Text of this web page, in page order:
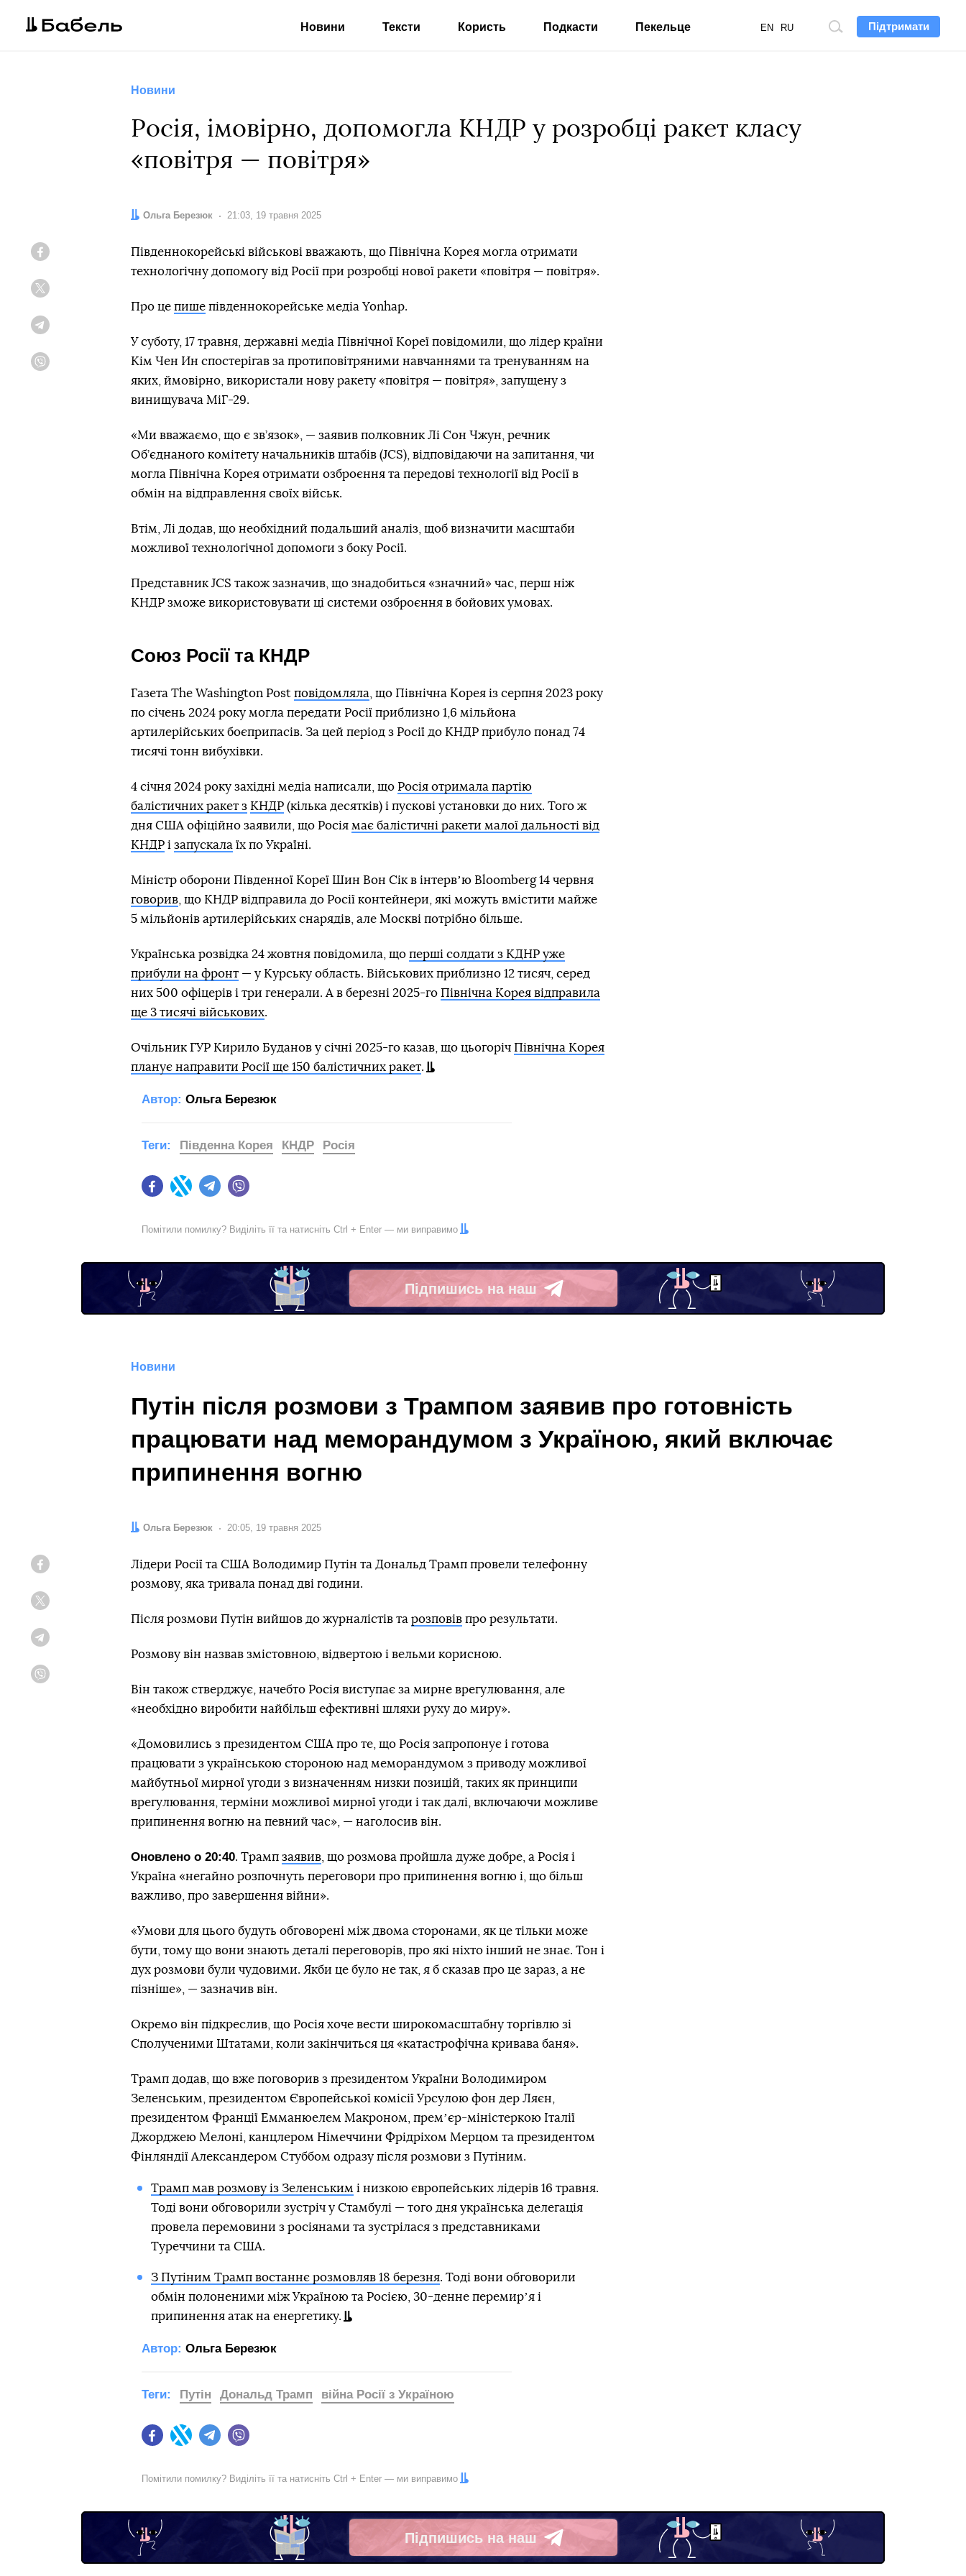
Підтримати
Пошук
EN RU
Новини Тексти Користь Подкасти Пекельце
Новини
Росія, імовірно, допомогла КНДР у розробці ракет класу
«повітря — повітря»
Автор:
Ольга Березюк Дата:
21:03, 19 травня 2025
Південнокорейські військові вважають, що Північна Корея могла отримати
технологічну допомогу від Росії при розробці нової ракети «повітря — повітря».
Про це пише південнокорейське медіа Yonhap.
У суботу, 17 травня, державні медіа Північної Кореї повідомили, що лідер країни
Кім Чен Ин спостерігав за протиповітряними навчаннями та тренуванням на
яких, ймовірно, використали нову ракету «повітря — повітря», запущену з
винищувача МіГ-29.
«Ми вважаємо, що є зв’язок», — заявив полковник Лі Сон Чжун, речник
Об’єднаного комітету начальників штабів (JCS), відповідаючи на запитання, чи
могла Північна Корея отримати озброєння та передові технології від Росії в
обмін на відправлення своїх військ.
Втім, Лі додав, що необхідний подальший аналіз, щоб визначити масштаби
можливої технологічної допомоги з боку Росії.
Представник JCS також зазначив, що знадобиться «значний» час, перш ніж
КНДР зможе використовувати ці системи озброєння в бойових умовах.
Союз Росії та КНДР
Газета The Washington Post повідомляла , що Північна Корея із серпня 2023 року
по січень 2024 року могла передати Росії приблизно 1,6 мільйона
артилерійських боєприпасів. За цей період з Росії до КНДР прибуло понад 74
тисячі тонн вибухівки.
4 січня 2024 року західні медіа написали, що Росія отримала партію
балістичних ракет з КНДР (кілька десятків) і пускові установки до них. Того ж
дня США офіційно заявили, що Росія має балістичні ракети малої дальності від
КНДР і запускала їх по Україні.
Міністр оборони Південної Кореї Шин Вон Сік в інтервʼю Bloomberg 14 червня
говорив , що КНДР відправила до Росії контейнери, які можуть вмістити майже
5 мільйонів артилерійських снарядів, але Москві потрібно більше.
Українська розвідка 24 жовтня повідомила, що перші солдати з КДНР уже
прибули на фронт — у Курську область. Військових приблизно 12 тисяч, серед
них 500 офіцерів і три генерали. А в березні 2025-го Північна Корея відправила
ще 3 тисячі військових.
Очільник ГУР Кирило Буданов у січні 2025-го казав, що цьогоріч Північна Корея
планує направити Росії ще 150 балістичних ракет.
Автор: Ольга Березюк
FacebookTwitter Telegram
Теги: Південна Корея КНДР Росія
Помітили помилку? Виділіть її та натисніть Ctrl + Enter — ми виправимо
Підпишись на наш
Telegram
Новини
Путін після розмови з Трампом заявив про готовність
працювати над меморандумом з Україною, який включає
припинення вогню
Автор:
Ольга Березюк Дата:
20:05, 19 травня 2025
Лідери Росії та США Володимир Путін та Дональд Трамп провели телефонну
розмову, яка тривала понад дві години.
Після розмови Путін вийшов до журналістів та розповів про результати.
Розмову він назвав змістовною, відвертою і вельми корисною.
Він також стверджує, начебто Росія виступає за мирне врегулювання, але
«необхідно виробити найбільш ефективні шляхи руху до миру».
«Домовились з президентом США про те, що Росія запропонує і готова
працювати з українською стороною над меморандумом з приводу можливої
майбутньої мирної угоди з визначенням низки позицій, таких як принципи
врегулювання, терміни можливої мирної угоди і так далі, включаючи можливе
припинення вогню на певний час», — наголосив він.
Оновлено о 20:40. Трамп заявив , що розмова пройшла дуже добре, а Росія і
Україна «негайно розпочнуть переговори про припинення вогню і, що більш
важливо, про завершення війни».
«Умови для цього будуть обговорені між двома сторонами, як це тільки може
бути, тому що вони знають деталі переговорів, про які ніхто інший не знає. Тон і
дух розмови були чудовими. Якби це було не так, я б сказав про це зараз, а не
пізніше», — зазначив він.
Окремо він підкреслив, що Росія хоче вести широкомасштабну торгівлю зі
Сполученими Штатами, коли закінчиться ця «катастрофічна кривава баня».
Трамп додав, що вже поговорив з президентом України Володимиром
Зеленським, президентом Європейської комісії Урсулою фон дер Ляєн,
президентом Франції Емманюелем Макроном, премʼєр-міністеркою Італії
Джорджею Мелоні, канцлером Німеччини Фрідріхом Мерцом та президентом
Фінляндії Александером Стуббом одразу після розмови з Путіним.
Трамп мав розмову із Зеленським і низкою європейських лідерів 16 травня.
Тоді вони обговорили зустріч у Стамбулі — того дня українська делегація
провела перемовини з росіянами та зустрілася з представниками
Туреччини та США.
З Путіним Трамп востаннє розмовляв 18 березня. Тоді вони обговорили
обмін полоненими між Україною та Росією, 30-денне перемирʼя і
припинення атак на енергетику.
Автор: Ольга Березюк
FacebookTwitter Telegram
Теги: Путін Дональд Трамп війна Росії з Україною
Помітили помилку? Виділіть її та натисніть Ctrl + Enter — ми виправимо
Підпишись на наш
Telegram